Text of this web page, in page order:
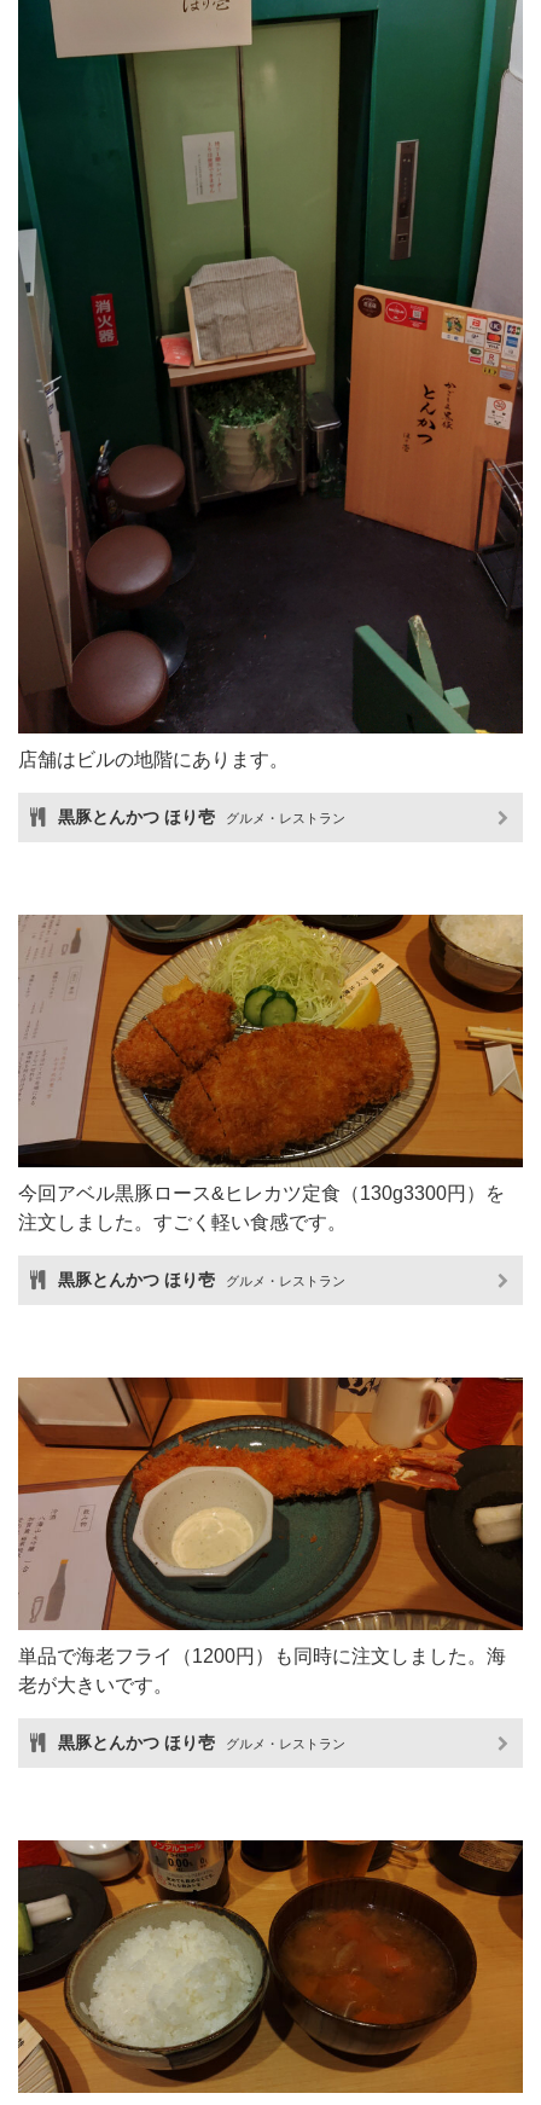
店舗はビルの地階にあります。
黒豚とんかつ ほり壱 グルメ・レストラン
今回アベル黒豚ロース&ヒレカツ定食（130g3300円）を
注文しました。すごく軽い食感です。
黒豚とんかつ ほり壱 グルメ・レストラン
単品で海老フライ（1200円）も同時に注文しました。海
老が大きいです。
黒豚とんかつ ほり壱 グルメ・レストラン